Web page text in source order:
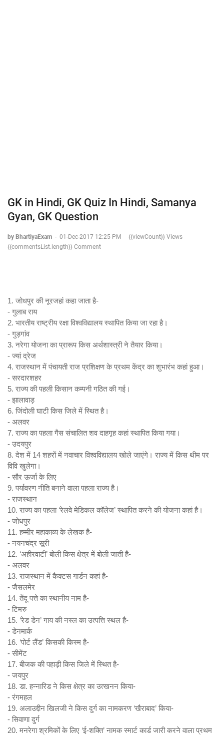
GK in Hindi, GK Quiz In Hindi, Samanya
Gyan, GK Question
by BhartiyaExam - 01-Dec-2017 12:25 PM
{{viewCount}} Views
{{commentsList.length}} Comment
1. जोधपुर की नूरजहां कहा जाता है-
- गुलाब राय
2. भारतीय राष्ट्रीय रक्षा विश्वविद्यालय स्थापित किया जा रहा है।
- गुड़गांव
3. नरेगा योजना का प्रारूप किस अर्थशास्त्री ने तैयार किया।
- ज्यां द्रेज
4. राजस्थान में पंचायती राज प्रशिक्षण के प्रथम केंद्र का शुभारंभ कहां हुआ।
- सरदारशहर
5. राज्य की पहली किसान कम्पनी गठित की गई।
- झालावाड़
6. जिंदोली घाटी किस जिले में स्थित है।
- अलवर
7. राज्य का पहला गैस संचालित शव दाहगृह कहां स्थापित किया गया।
- उदयपुर
8. देश में 14 शहरों में नवाचार विश्वविद्यालय खोले जाएंगे। राज्य में किस थीम पर
विवि खुलेगा।
- सौर ऊर्जा के लिए
9. पर्यावरण नीति बनाने वाला पहला राज्य है।
- राजस्थान
10. राज्य का पहला ‘रेलवे मेडिकल कॉलेज’ स्थापित करने की योजना कहां है।
- जोधपुर
11. हम्मीर महाकाव्य के लेखक है-
- नयनचंद्र सूरी
12. ‘अहीरवाटी’ बोली किस क्षेत्र में बोली जाती है-
- अलवर
13. राजस्थान में कैक्टस गार्डन कहां है-
- जैसलमेर
14. तेंदू पत्ते का स्थानीय नाम है-
- टिमरु
15. ‘रेड डेन’ गाय की नस्ल का उत्पत्ति स्थल है-
- डेनमार्क
16. ‘पोर्ट लैंड’ किसकी किस्म है-
- सीमेंट
17. बीजक की पहाड़ी किस जिले में स्थित है-
- जयपुर
18. डा. हन्नारिड ने किस क्षेत्र का उत्खनन किया-
- रंगमहल
19. अलाउद्दीन खिलजी ने किस दुर्ग का नामकरण ‘खैराबाद’ किया-
- सिवाणा दुर्ग
20. मनरेगा श्रमिकों के लिए ‘ई-शक्ति’ नामक स्मार्ट कार्ड जारी करने वाला प्रथम